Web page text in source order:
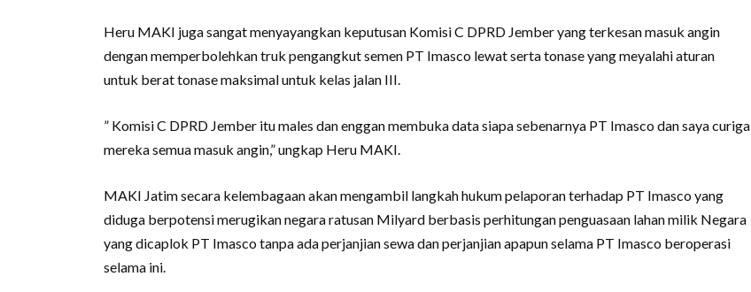
Heru MAKI juga sangat menyayangkan keputusan Komisi C DPRD Jember yang terkesan masuk angin
dengan memperbolehkan truk pengangkut semen PT Imasco lewat serta tonase yang meyalahi aturan
untuk berat tonase maksimal untuk kelas jalan III.
” Komisi C DPRD Jember itu males dan enggan membuka data siapa sebenarnya PT Imasco dan saya curiga
mereka semua masuk angin,” ungkap Heru MAKI.
MAKI Jatim secara kelembagaan akan mengambil langkah hukum pelaporan terhadap PT Imasco yang
diduga berpotensi merugikan negara ratusan Milyard berbasis perhitungan penguasaan lahan milik Negara
yang dicaplok PT Imasco tanpa ada perjanjian sewa dan perjanjian apapun selama PT Imasco beroperasi
selama ini.